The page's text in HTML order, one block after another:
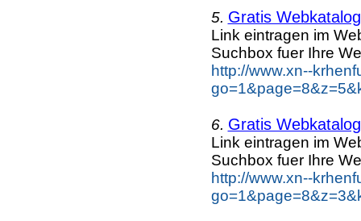
5. Gratis
Link eintragen im
Suchbox fuer Ihre
http://www.xn--
6. Gratis
Link eintragen im
Suchbox fuer Ihre
http://www.xn--